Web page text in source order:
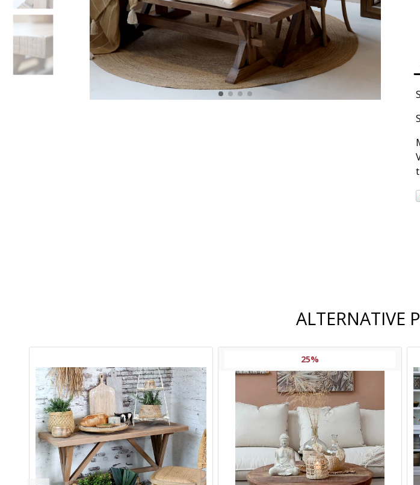
ALTERNATIVE
25%